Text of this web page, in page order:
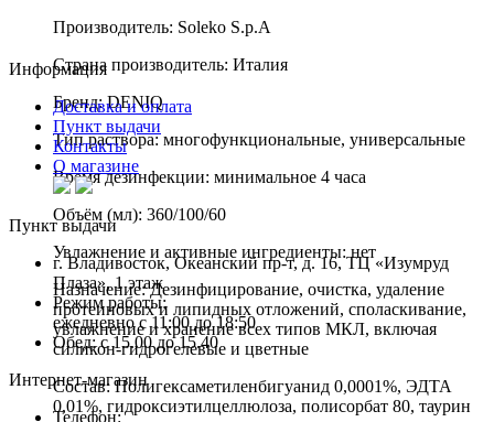
Производитель: Soleko S.p.A
Страна производитель: Италия
Бренд: DENIQ
Тип раствора: многофункциональные, универсальные
Время дезинфекции: минимальное 4 часа
Объём (мл): 360/100/60
Увлажнение и активные ингредиенты: нет
Назначение: Дезинфицирование, очистка, удаление
протеиновых и липидных отложений, споласкивание,
увлажнение и хранение всех типов МКЛ, включая
силикон-гидрогелевые и цветные
Состав: Полигексаметиленбигуанид 0,0001%, ЭДТА
0,01%, гидроксиэтилцеллюлоза, полисорбат 80, таурин
Информация
Доставка и оплата
Пункт выдачи
Контакты
О магазине
Пункт выдачи
г. Владивосток, Океанский пр-т, д. 16, ТЦ «Изумруд
Плаза», 1 этаж
Режим работы:
ежедневно с 11:00 до 18:50
Обед: с 15.00 до 15.40
Интернет-магазин
Телефон: